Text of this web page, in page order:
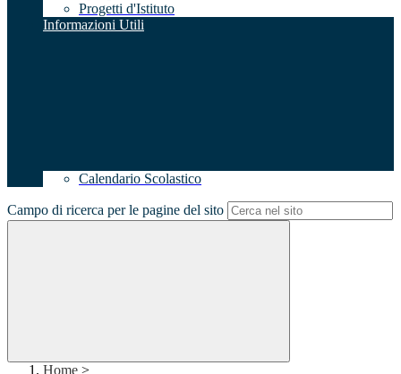
Progetti d'Istituto
Informazioni Utili
Calendario Scolastico
Campo di ricerca per le pagine del sito
Home >